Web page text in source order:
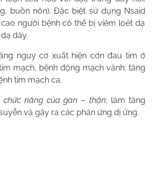
buồn nôn). Đặc biệt sử dụng Nsaid
người bệnh có thể bị viêm loét dạ
dày.
nguy cơ xuất hiện cơn đau tim ở
mạch, bệnh động mạch vành; tăng
tim mạch ca.
chức năng của gan – thận; làm tăng
và gây ra các phản ứng dị ứng.